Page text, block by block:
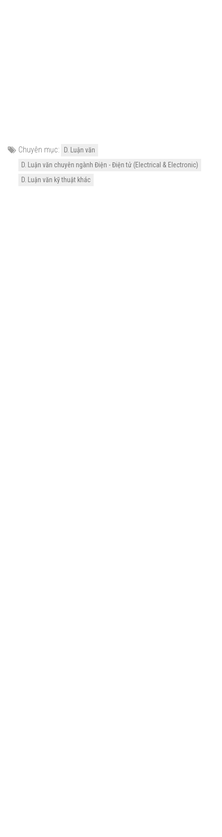
Chuyên mục:
D. Luận văn
D. Luận văn chuyên ngành Điện - Điện tử (Electrical & Electronic)
D. Luận văn kỹ thuật khác